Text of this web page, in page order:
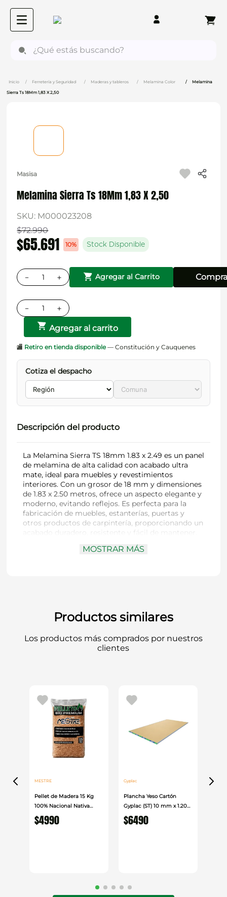
Ferretería y Seguridad Maderas y tableros Melamina Color Melamina
Sierra Ts 18Mm 1,83 X 2,50
Masisa
Melamina Sierra Ts 18Mm 1,83 X 2,50
SKU: M000023208
$72.990
$65.691 10% Stock Disponible
＋
－ Agregar al Carrito
＋
－
Agregar al carrito
🏬 Retiro en tienda disponible— Constitución y Cauquenes
Cotiza el despacho
Descripción del producto
La Melamina Sierra TS 18mm 1.83 x 2.49 es un panel
de melamina de alta calidad con acabado ultra
mate, ideal para muebles y revestimientos
interiores. Con un grosor de 18 mm y dimensiones
de 1.83 x 2.50 metros, ofrece un aspecto elegante y
moderno, evitando reflejos. Es perfecta para la
fabricación de muebles, estanterías, puertas y
otros productos de carpintería, proporcionando un
acabado duradero, resistente y fácil de mantener.
carpintería que requieren una superficie de alta
MOSTRAR MÁS
Productos similares
Los productos más comprados por nuestros
clientes
MESTRE
Pellet de Madera 15 Kg
100% Nacional Nativa
Mestre
$4990
Gyplac
Plancha Yeso Cartón
Gyplac (ST) 10 mm x 1.20
cm x 2.40cm
$6490